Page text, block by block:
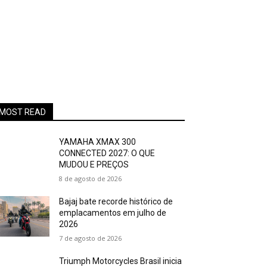
MOST READ
YAMAHA XMAX 300
CONNECTED 2027: O QUE
MUDOU E PREÇOS
8 de agosto de 2026
Bajaj bate recorde histórico de
emplacamentos em julho de
2026
7 de agosto de 2026
Triumph Motorcycles Brasil inicia